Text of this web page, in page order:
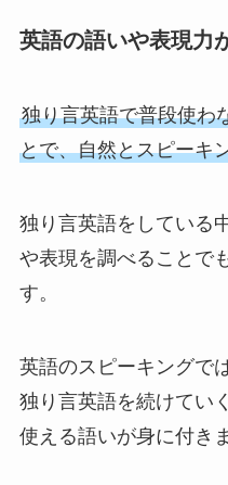
英語の語いや表現力
独り言英語で普段使わ
とで、自然とスピーキ
独り言英語をしている
や表現を調べることで
す。
英語のスピーキングで
独り言英語を続けてい
使える語いが身に付き